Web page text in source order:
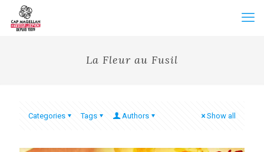
La Fleur au Fusil
Categories Tags Authors Show all